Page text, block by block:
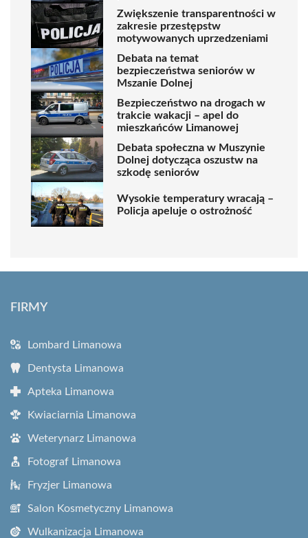
Zwiększenie transparentności w
zakresie przestępstw
motywowanych uprzedzeniami
Debata na temat
bezpieczeństwa seniorów w
Mszanie Dolnej
Bezpieczeństwo na drogach w
trakcie wakacji – apel do
mieszkańców Limanowej
Debata społeczna w Muszynie
Dolnej dotycząca oszustw na
szkodę seniorów
Wysokie temperatury wracają –
Policja apeluje o ostrożność
FIRMY
Lombard Limanowa
Dentysta Limanowa
Apteka Limanowa
Kwiaciarnia Limanowa
Weterynarz Limanowa
Fotograf Limanowa
Fryzjer Limanowa
Salon Kosmetyczny Limanowa
Wulkanizacja Limanowa